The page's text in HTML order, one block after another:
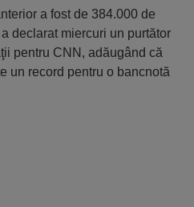
a fost de 384.000 de
declarat miercuri un purtător
pentru CNN, adăugând că
un record pentru o bancnotă